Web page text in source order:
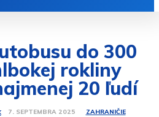
do 300
rokliny
20 ľudí
7. SEPTEMBRA 2025 ZAHRANIČIE